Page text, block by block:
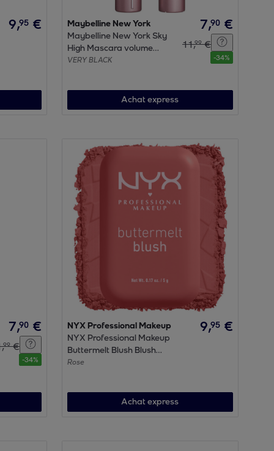
9,95 €
Maybelline New York
Maybelline New York Sky
High Mascara volume
Very black
VERY BLACK
7,90 €
11,99 €
-34%
Achat express
7,90 €
,99 €
-34%
NYX Professional Makeup
NYX Professional Makeup
Buttermelt Blush Blush
FEELING BUTTA
Rose
9,95 €
Achat express